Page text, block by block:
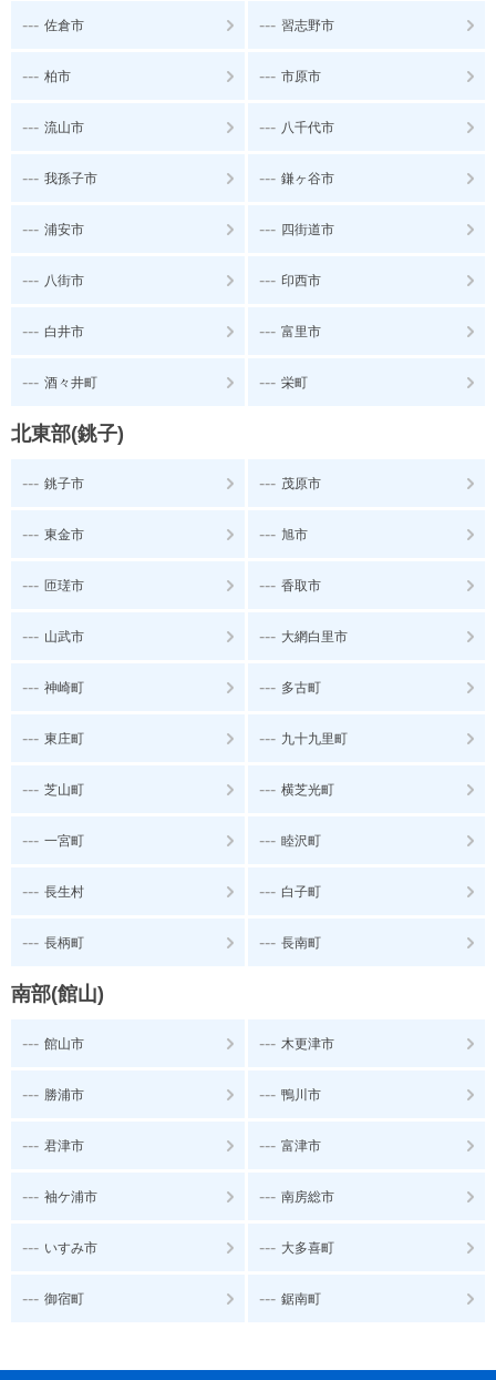
--- 佐倉市 --- 習志野市
--- 柏市 --- 市原市
--- 流山市 --- 八千代市
--- 我孫子市 --- 鎌ヶ谷市
--- 浦安市 --- 四街道市
--- 八街市 --- 印西市
--- 白井市 --- 富里市
--- 酒々井町 --- 栄町
北東部(銚子)
--- 銚子市 --- 茂原市
--- 東金市 --- 旭市
--- 匝瑳市 --- 香取市
--- 山武市 --- 大網白里市
--- 神崎町 --- 多古町
--- 東庄町 --- 九十九里町
--- 芝山町 --- 横芝光町
--- 一宮町 --- 睦沢町
--- 長生村 --- 白子町
--- 長柄町 --- 長南町
南部(館山)
--- 館山市 --- 木更津市
--- 勝浦市 --- 鴨川市
--- 君津市 --- 富津市
--- 袖ケ浦市 --- 南房総市
--- いすみ市 --- 大多喜町
--- 御宿町 --- 鋸南町